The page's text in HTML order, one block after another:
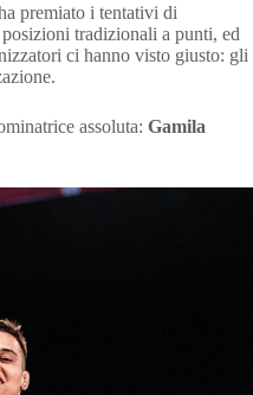
premiato i tentativi di
tradizionali a punti, ed
ci hanno visto giusto: gli
assoluta: Gamila